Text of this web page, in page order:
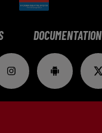
DOCUMENTATION